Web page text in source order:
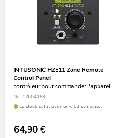
INTUSONIC HZE11 Zone Remote
Control Panel
contrôleur pour commander l'appareil.
No. 12604189
Le stock suffit pour env. 12 semaines.
64,90€